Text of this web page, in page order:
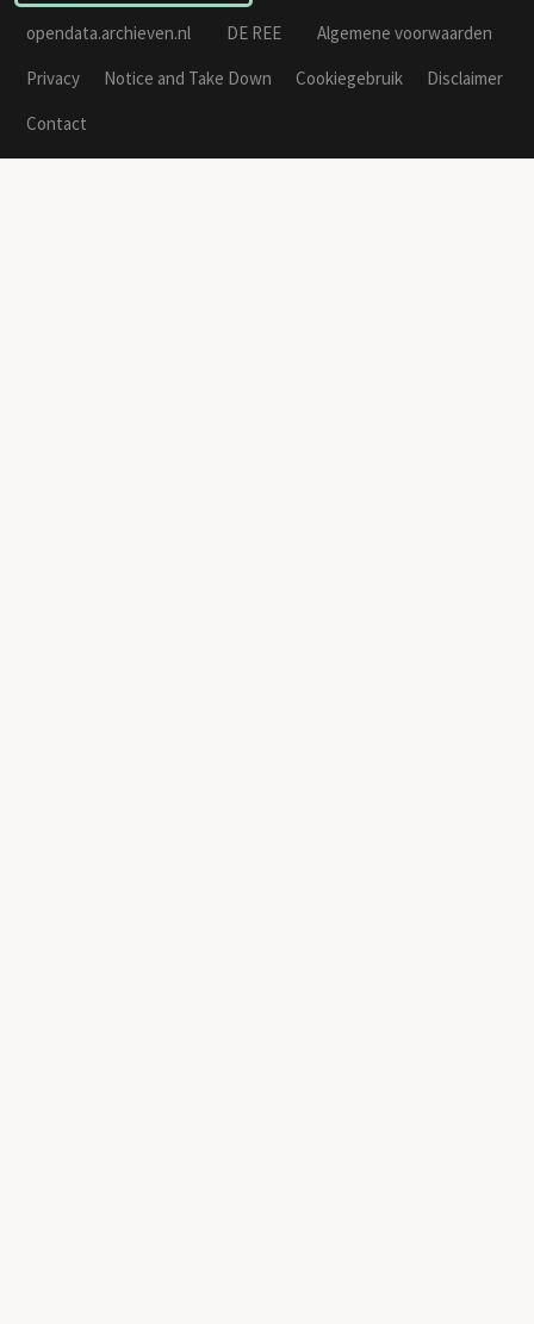
opendata.archieven.nl DE REE
Algemene voorwaarden
Privacy
Notice and Take Down Cookiegebruik
Disclaimer
Contact